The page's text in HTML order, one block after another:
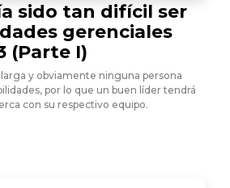
sido tan difícil ser
gerenciales
(Parte I)
y obviamente ninguna persona
por lo que un buen líder tendrá
con su respectivo equipo.